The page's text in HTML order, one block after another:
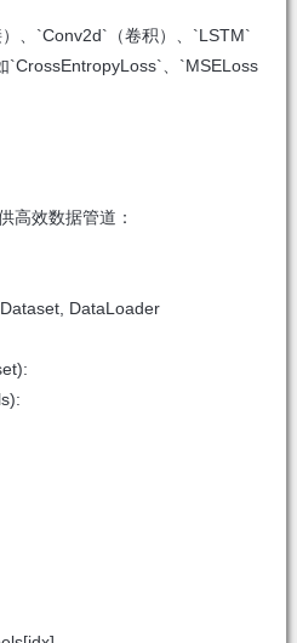
、`Conv2d`（卷积）、`LSTM`
`CrossEntropyLoss`、`MSELoss
高效数据管道：
DataLoader